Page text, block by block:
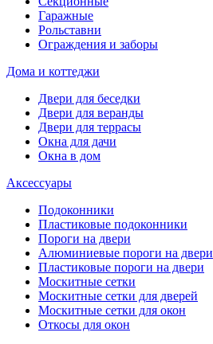
Гаражные
Рольставни
Ограждения и заборы
Дома и коттеджи
Двери для беседки
Двери для веранды
Двери для террасы
Окна для дачи
Окна в дом
Аксессуары
Подоконники
Пластиковые подоконники
Пороги на двери
Алюминиевые пороги на двери
Пластиковые пороги на двери
Москитные сетки
Москитные сетки для дверей
Москитные сетки для окон
Откосы для окон